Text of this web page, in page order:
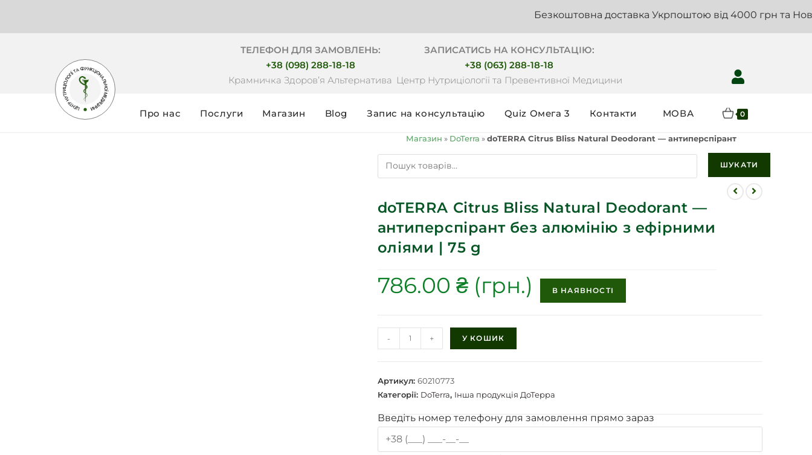
Безкоштовна доставка Укрпоштою від 4000 грн та Новою
ТЕЛЕФОН ДЛЯ ЗАМОВЛЕНЬ:
+38 (098) 288-18-18
Крамничка Здоровʼя Альтернатива
ЗАПИСАТИСЬ НА КОНСУЛЬТАЦІЮ:
+38 (063) 288-18-18
Центр Нутриціології та Превентивної Медицини
Про нас Послуги Магазин Blog Запис на консультацію Quiz Омега 3 Контакти МОВА 0
Магазин » DoTerra »doTERRA Citrus Bliss Natural Deodorant — антиперспірант без алюмінію з
ШУКАТИ
doTERRA Citrus Bliss Natural Deodorant —
антиперспірант без алюмінію з ефірними
оліями | 75 g
786.00 ₴ В НАЯВНОСТІ
- + У КОШИК
Артикул: 60210773
Категорії: DoTerra, Інша продукція ДоТерра
Введіть номер телефону для замовлення прямо зараз